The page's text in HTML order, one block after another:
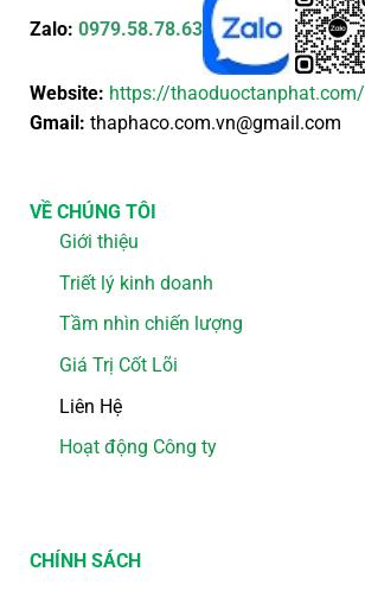
Zalo: 0979.58.78.63
Website: https://thaoduoctanphat.com/
Gmail: thaphaco.com.vn@gmail.com
VỀ CHÚNG TÔI
Giới thiệu
Triết lý kinh doanh
Tầm nhìn chiến lượng
Giá Trị Cốt Lõi
Liên Hệ
Hoạt động Công ty
CHÍNH SÁCH